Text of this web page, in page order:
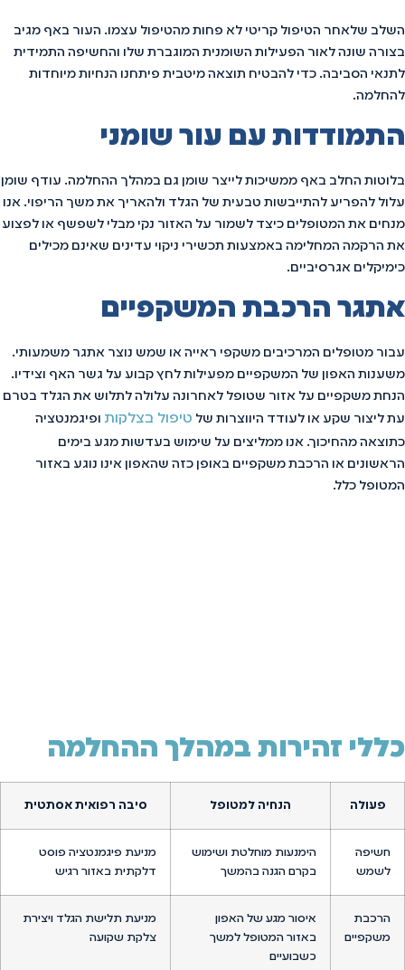
השלב שלאחר הטיפול קריטי לא פחות מהטיפול עצמו. העור באף מגיב
בצורה שונה לאור הפעילות השומנית המוגברת שלו והחשיפה התמידית
לתנאי הסביבה. כדי להבטיח תוצאה מיטבית פיתחנו הנחיות מיוחדות
להחלמה.
התמודדות עם עור שומני
בלוטות החלב באף ממשיכות לייצר שומן גם במהלך ההחלמה. עודף שומן
עלול להפריע להתייבשות טבעית של הגלד ולהאריך את משך הריפוי. אנו
מנחים את המטופלים כיצד לשמור על האזור נקי מבלי לשפשף או לפצוע
את הרקמה המחלימה באמצעות תכשירי ניקוי עדינים שאינם מכילים
כימיקלים אגרסיביים.
אתגר הרכבת המשקפיים
עבור מטופלים המרכיבים משקפי ראייה או שמש נוצר אתגר משמעותי.
משענות האפון של המשקפיים מפעילות לחץ קבוע על גשר האף וצידיו.
הנחת משקפיים על אזור שטופל לאחרונה עלולה לתלוש את הגלד בטרם
עת ליצור שקע או לעודד היווצרות של טיפול בצלקות ופיגמנטציה
כתוצאה מהחיכוך. אנו ממליצים על שימוש בעדשות מגע בימים
הראשונים או הרכבת משקפיים באופן כזה שהאפון אינו נוגע באזור
המטופל כלל.
כללי זהירות במהלך ההחלמה
פעולה הנחיה למטופל סיבה רפואית אסתטית
חשיפה
לשמש
הימנעות מוחלטת ושימוש
בקרם הגנה בהמשך
מניעת פיגמנטציה פוסט
דלקתית באזור רגיש
הרכבת
משקפיים
איסור מגע של האפון
באזור המטופל למשך
כשבועיים
מניעת תלישת הגלד ויצירת
צלקת שקועה